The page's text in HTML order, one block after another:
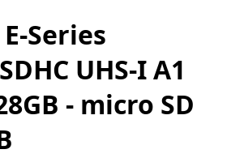
Series
UHS-I A1
- micro SD